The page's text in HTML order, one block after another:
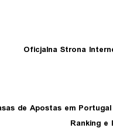
Oficjalna Strona
de Apostas em
Ranking